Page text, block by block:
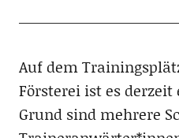
Auf dem
Försterei ist es
Grund sind mehrere